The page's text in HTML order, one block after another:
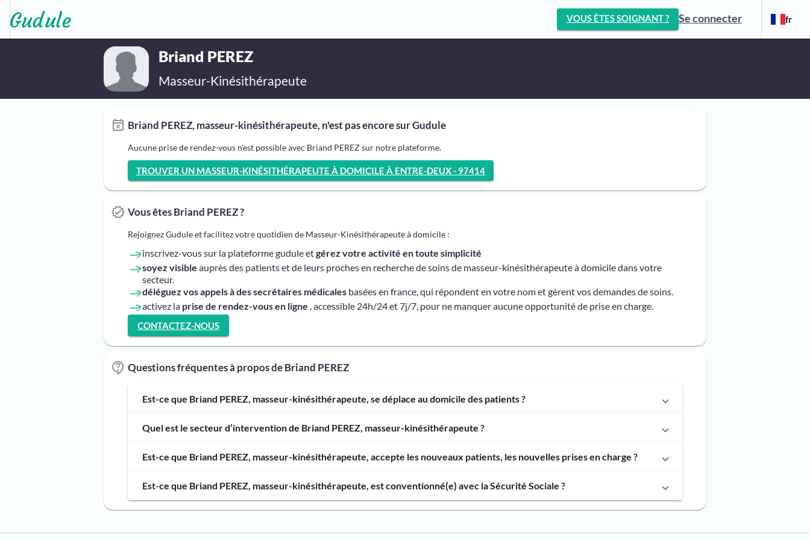
VOUS ÊTES SOIGNANT ? Se connecter fr
Briand PEREZ
Masseur-Kinésithérapeute
Briand PEREZ, masseur-kinésithérapeute, n'est pas encore sur Gudule
Aucune prise de rendez-vous n'est possible avec Briand PEREZ sur notre plateforme.
TROUVER UN MASSEUR-KINÉSITHÉRAPEUTE À DOMICILE À ENTRE-DEUX - 97414
Vous êtes Briand PEREZ ?
Rejoignez Gudule et facilitez votre quotidien de Masseur-Kinésithérapeute à domicile :
inscrivez-vous sur la plateforme gudule etgérez votre activité en toute simplicité
soyez visible auprès des patients et de leurs proches en recherche de soins de masseur-kinésithérapeute à domicile dans votre
secteur.
déléguez vos appels à des secrétaires médicales basées en france, qui répondent en votre nom et gèrent vos demandes de soins.
activez la prise de rendez-vous en ligne , accessible 24h/24 et 7j/7, pour ne manquer aucune opportunité de prise en charge.
CONTACTEZ-NOUS
Questions fréquentes à propos de Briand PEREZ
Est-ce que Briand PEREZ, masseur-kinésithérapeute, se déplace au domicile des patients ?
Quel est le secteur d’intervention de Briand PEREZ, masseur-kinésithérapeute ?
Est-ce que Briand PEREZ, masseur-kinésithérapeute, accepte les nouveaux patients, les nouvelles prises en charge ?
Est-ce que Briand PEREZ, masseur-kinésithérapeute, est conventionné(e) avec la Sécurité Sociale ?